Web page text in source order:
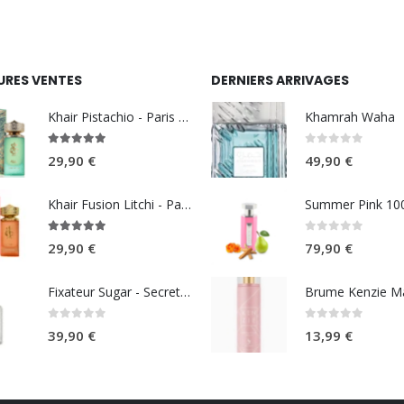
VENTES
Khair Pistachio - Paris Corner
29,90 €
Khair Fusion Litchi - Paris Corner
29,90 €
Fixateur Sugar - Secret Musc 30ml
39,90 €
DERNIERS ARRIVAGES
Khamrah Waha
49,90 €
79,90 €
13,99 €